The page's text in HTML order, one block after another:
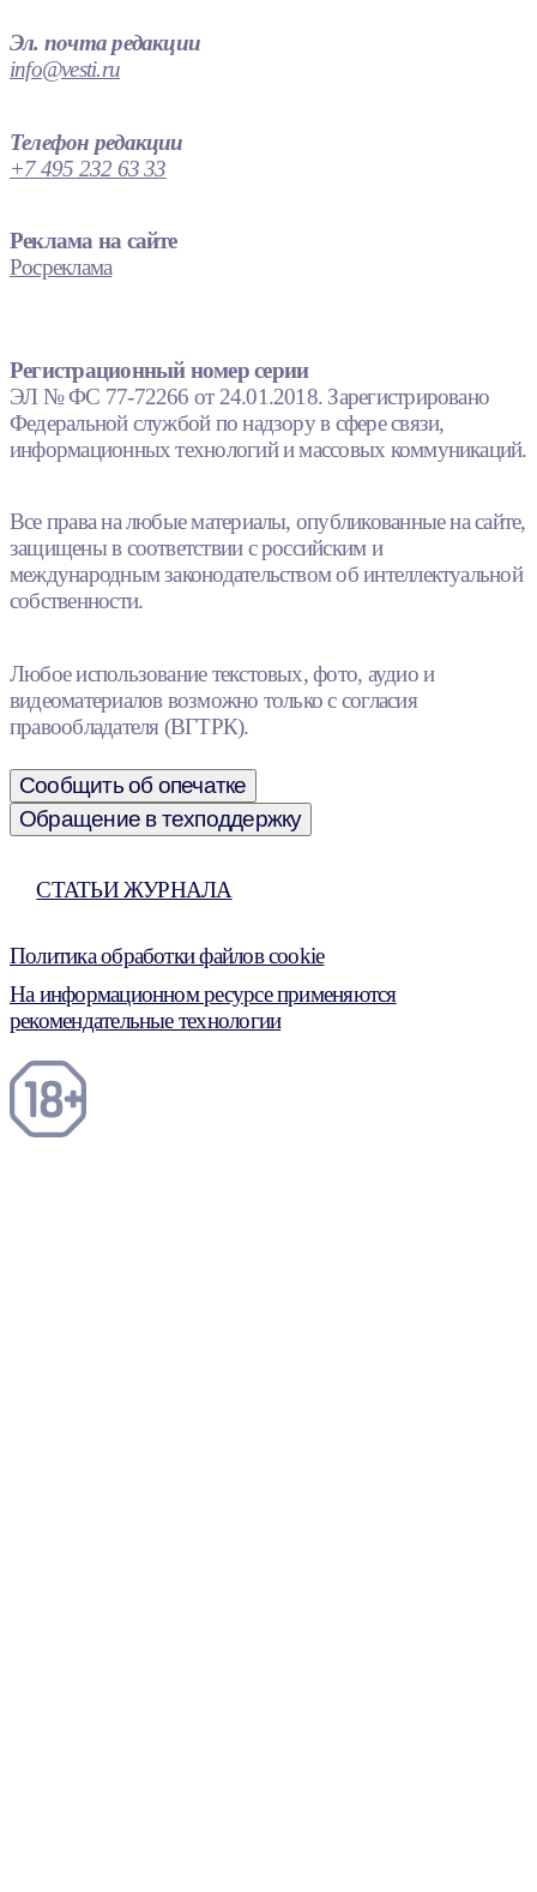
Эл. почта редакции
info@vesti.ru
Телефон редакции
+7 495 232 63 33
Реклама на сайте
Росреклама
Регистрационный номер серии
ЭЛ № ФС 77-72266 от 24.01.2018. Зарегистрировано
Федеральной службой по надзору в сфере связи,
информационных технологий и массовых коммуникаций.
Все права на любые материалы, опубликованные на сайте,
защищены в соответствии с российским и
международным законодательством об интеллектуальной
собственности.
Любое использование текстовых, фото, аудио и
видеоматериалов возможно только с согласия
правообладателя (ВГТРК).
Сообщить об опечатке
Обращение в техподдержку
СТАТЬИ ЖУРНАЛА
Политика обработки файлов cookie
На информационном ресурсе применяются
рекомендательные технологии